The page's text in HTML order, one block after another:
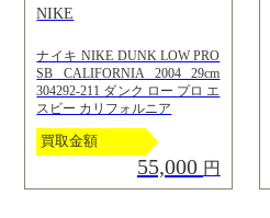
NIKE
ナイキ NIKE DUNK LOW PRO
SB CALIFORNIA 2004 29cm
304292-211 ダンク ロー プロ エ
スビー カリフォルニア
買取金額
55,000 円